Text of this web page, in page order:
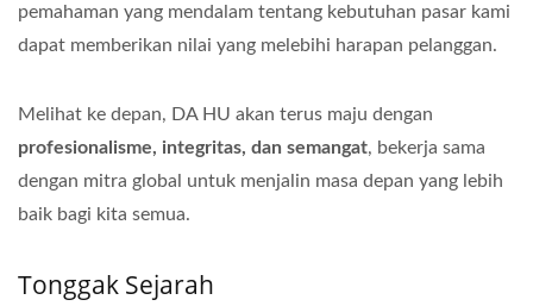
pemahaman yang mendalam tentang kebutuhan pasar kami
dapat memberikan nilai yang melebihi harapan pelanggan.
Melihat ke depan, DA HU akan terus maju dengan
profesionalisme, integritas, dan semangat, bekerja sama
dengan mitra global untuk menjalin masa depan yang lebih
baik bagi kita semua.
Tonggak Sejarah